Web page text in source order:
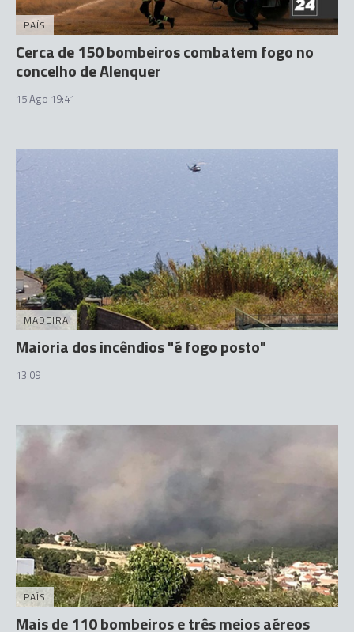
PAÍS
Cerca de 150 bombeiros combatem fogo no
concelho de Alenquer
15 Ago 19:41
MADEIRA
Maioria dos incêndios "é fogo posto"
13:09
PAÍS
Mais de 110 bombeiros e três meios aéreos